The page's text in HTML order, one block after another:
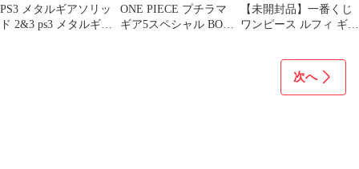
PS3 メタルギアソリッ
ド 2&3 ps3 メタルギア
ONE PIECE プチラマ
ギア5スペシャル BOX
【未開封品】一番くじ
ワンピース ルフィ ギア
次へ